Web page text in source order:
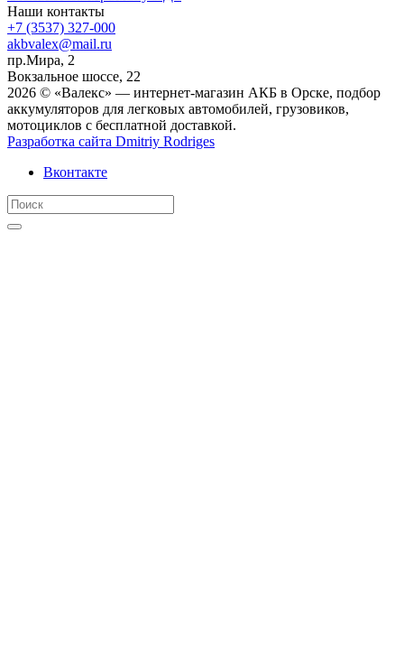
Наши контакты
+7 (3537) 327-000
akbvalex@mail.ru
пр.Мира, 2
Вокзальное шоссе, 22
2026 © «Валекс» — интернет-магазин АКБ в Орске, подбор
аккумуляторов для легковых автомобилей, грузовиков,
мотоциклов с бесплатной доставкой.
Разработка сайта Dmitriy Rodriges
Вконтакте